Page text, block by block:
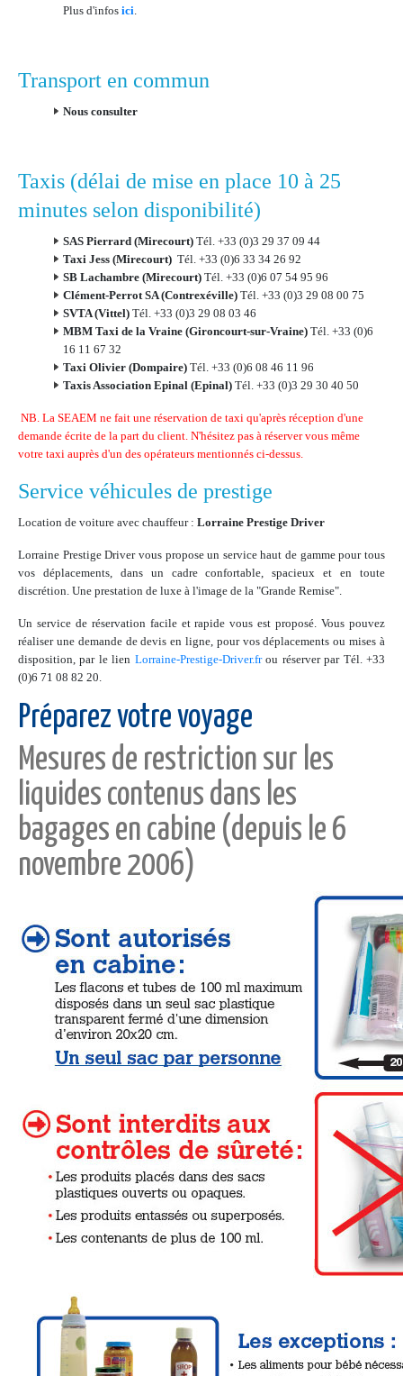
Plus d'infos ici.
Transport en commun
Nous consulter
Taxis (délai de mise en place 10 à 25
minutes selon disponibilité)
SAS Pierrard (Mirecourt) Tél. +33 (0)3 29 37 09 44
Taxi Jess (Mirecourt) Tél. +33 (0)6 33 34 26 92
SB Lachambre (Mirecourt) Tél. +33 (0)6 07 54 95 96
Clément-Perrot SA (Contrexéville) Tél. +33 (0)3 29 08 00 75
SVTA (Vittel) Tél. +33 (0)3 29 08 03 46
MBM Taxi de la Vraine (Gironcourt-sur-Vraine) Tél. +33 (0)6
16 11 67 32
Taxi Olivier (Dompaire) Tél. +33 (0)6 08 46 11 96
Taxis Association Epinal (Epinal) Tél. +33 (0)3 29 30 40 50
NB. La SEAEM ne fait une réservation de taxi qu'après réception d'une
demande écrite de la part du client. N'hésitez pas à réserver vous même
votre taxi auprès d'un des opérateurs mentionnés ci-dessus.
Service véhicules de prestige
Location de voiture avec chauffeur : Lorraine Prestige Driver
Lorraine Prestige Driver vous propose un service haut de gamme pour tous
vos déplacements, dans un cadre confortable, spacieux et en toute
discrétion. Une prestation de luxe à l'image de la "Grande Remise".
Un service de réservation facile et rapide vous est proposé. Vous pouvez
réaliser une demande de devis en ligne, pour vos déplacements ou mises à
disposition, par le lien Lorraine-Prestige-Driver.frou réserver par Tél. +33
(0)6 71 08 82 20.
Préparez votre voyage
Mesures de restriction sur les
liquides contenus dans les
bagages en cabine (depuis le 6
novembre 2006)